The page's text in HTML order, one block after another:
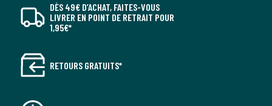
DÈS 49€ D’ACHAT, FAITES-VOUS
LIVRER EN POINT DE RETRAIT POUR
1,95€*
RETOURS GRATUITS*